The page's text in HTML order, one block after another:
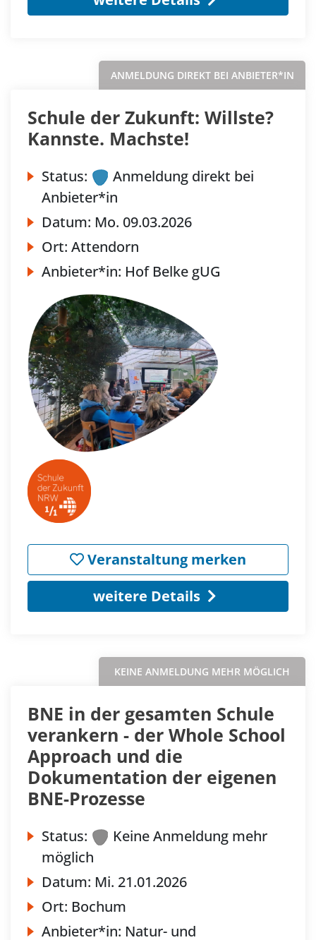
ANMELDUNG DIREKT BEI ANBIETER*IN
Schule der Zukunft: Willste?
Kannste. Machste!
Status:
Anmeldung direkt bei
Anbieter*in
Datum: Mo. 09.03.2026
Ort: Attendorn
Anbieter*in: Hof Belke gUG
Veranstaltung merken
weitere Details
KEINE ANMELDUNG MEHR MÖGLICH
BNE in der gesamten Schule
verankern - der Whole School
Approach und die
Dokumentation der eigenen
BNE-Prozesse
Status:
Keine Anmeldung mehr
möglich
Datum: Mi. 21.01.2026
Ort: Bochum
Anbieter*in: Natur- und